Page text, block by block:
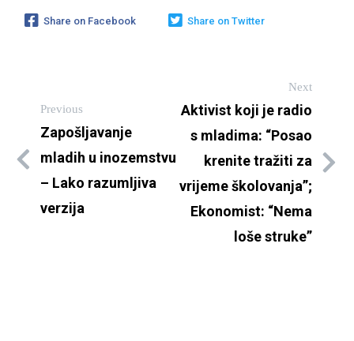
Share on Facebook Share on Twitter
Previous
Zapošljavanje
mladih u inozemstvu
– Lako razumljiva
verzija
Next
Aktivist koji je radio
s mladima: “Posao
krenite tražiti za
vrijeme školovanja”;
Ekonomist: “Nema
loše struke”